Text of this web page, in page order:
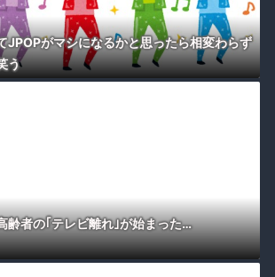
JPOPがマシになるかと思ったら相変わらず
う
齢者の｢テレビ離れ｣が始まった…